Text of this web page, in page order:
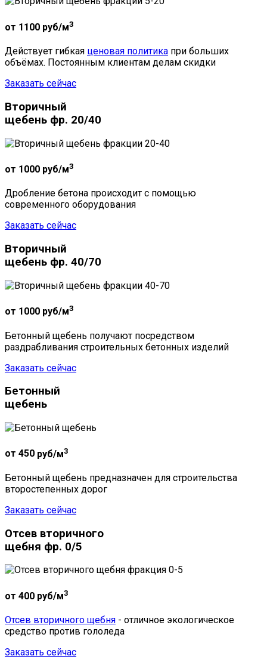
от 1100 руб/м3
Действует гибкая ценовая политика при больших
объёмах. Постоянным клиентам делам скидки
Заказать сейчас
Вторичный
щебень фр. 20/40
от 1000 руб/м3
Дробление бетона происходит с помощью
современного оборудования
Заказать сейчас
Вторичный
щебень фр. 40/70
от 1000 руб/м3
Бетонный щебень получают посредством
раздрабливания строительных бетонных изделий
Заказать сейчас
Бетонный
щебень
от 450 руб/м3
Бетонный щебень предназначен для строительства
второстепенных дорог
Заказать сейчас
Отсев вторичного
щебня фр. 0/5
от 400 руб/м3
Отсев вторичного щебня - отличное экологическое
средство против гололеда
Заказать сейчас